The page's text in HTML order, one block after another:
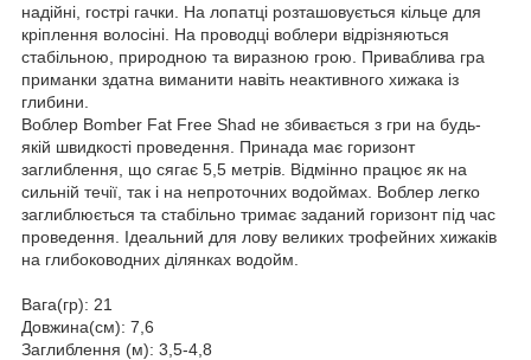
надійні, гострі гачки. На лопатці розташовується кільце для
кріплення волосіні. На проводці воблери відрізняються
стабільною, природною та виразною грою. Приваблива гра
приманки здатна виманити навіть неактивного хижака із
глибини.
Воблер Bomber Fat Free Shad не збивається з гри на будь-
якій швидкості проведення. Принада має горизонт
заглиблення, що сягає 5,5 метрів. Відмінно працює як на
сильній течії, так і на непроточних водоймах. Воблер легко
заглиблюється та стабільно тримає заданий горизонт під час
проведення. Ідеальний для лову великих трофейних хижаків
на глибоководних ділянках водойм.
Вага(гр): 21
Довжина(см): 7,6
Заглиблення (м): 3,5-4,8